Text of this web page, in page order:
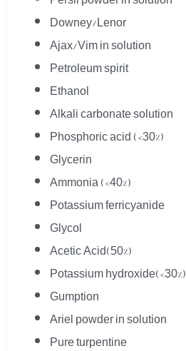
Downey/Lenor
Ajax/Vim in solution
Petroleum spirit
Ethanol
Alkali carbonate solution
Phosphoric acid (<30%)
Glycerin
Ammonia (<40%)
Potassium ferricyanide
Glycol
Acetic Acid(50%)
Potassium hydroxide(<30%)
Gumption
Ariel powder in solution
Pure turpentine